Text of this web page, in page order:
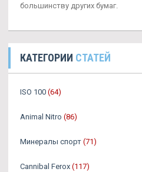
большинству других бумаг.
КАТЕГОРИИ СТАТЕЙ
ISO 100 (64)
Animal Nitro (86)
Минералы спорт (71)
Cannibal Ferox (117)